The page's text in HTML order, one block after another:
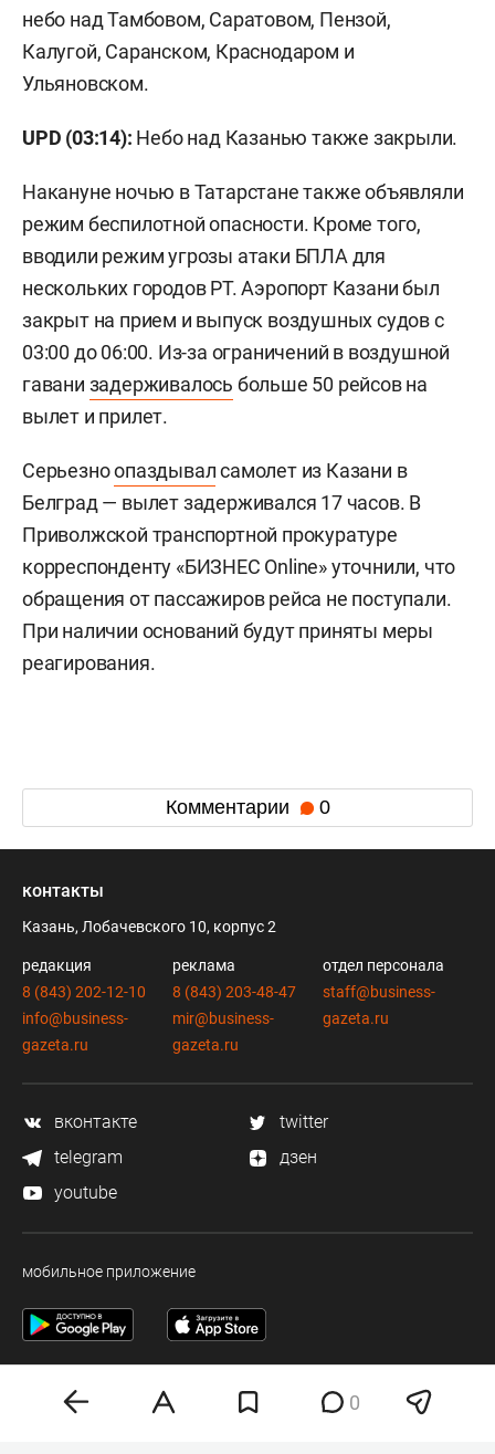
небо над Тамбовом, Саратовом, Пензой,
Калугой, Саранском, Краснодаром и
Ульяновском.
UPD (03:14): Небо над Казанью также закрыли.
Накануне ночью в Татарстане также объявляли
режим беспилотной опасности. Кроме того,
вводили режим угрозы атаки БПЛА для
нескольких городов РТ. Аэропорт Казани был
закрыт на прием и выпуск воздушных судов с
03:00 до 06:00. Из-за ограничений в воздушной
гавани задерживалось больше 50 рейсов на
вылет и прилет.
Серьезноопаздывалсамолет из Казани в
Белград — вылет задерживался 17 часов. В
Приволжской транспортной прокуратуре
корреспонденту «БИЗНЕС Online» уточнили, что
обращения от пассажиров рейса не поступали.
При наличии оснований будут приняты меры
реагирования.
Комментарии 0
0
контакты
Казань, Лобачевского 10, корпус 2
редакция
8 (843) 202-12-10
info@business-
gazeta.ru
реклама
8 (843) 203-48-47
mir@business-
gazeta.ru
отдел персонала
staff@business-
gazeta.ru
вконтакте
twitter
telegram
дзен
youtube
мобильное приложение
Деловая электронная газета «Бизнес Online» (на связи).